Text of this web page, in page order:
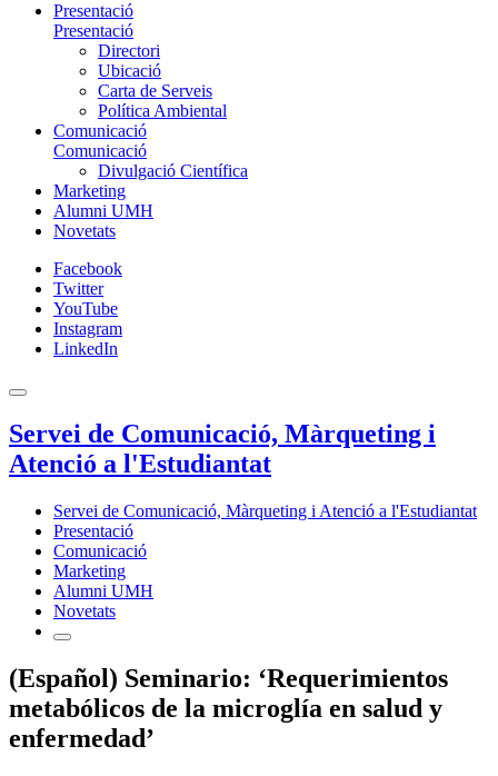
Presentació
Presentació
Directori
Ubicació
Carta de Serveis
Política Ambiental
Comunicació
Comunicació
Divulgació Científica
Marketing
Alumni UMH
Novetats
Facebook
Twitter
YouTube
Instagram
LinkedIn
Servei de Comunicació, Màrqueting i
Atenció a l'Estudiantat
Servei de Comunicació, Màrqueting i Atenció a l'Estudiantat
Presentació
Comunicació
Marketing
Alumni UMH
Novetats
(Español) Seminario: ‘Requerimientos
metabólicos de la microglía en salud y
enfermedad’